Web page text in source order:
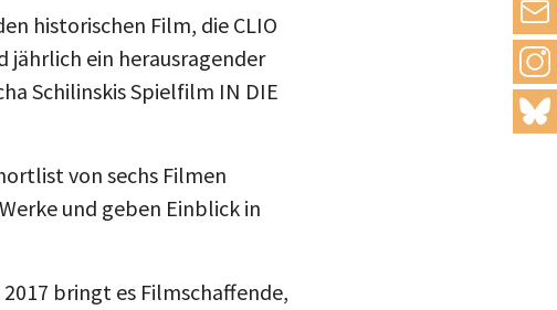
mail
historischen Film, die CLIO
jährlich ein herausragender
Schilinskis Spielfilm IN DIE
von sechs Filmen
und geben Einblick in
bringt es Filmschaffende,